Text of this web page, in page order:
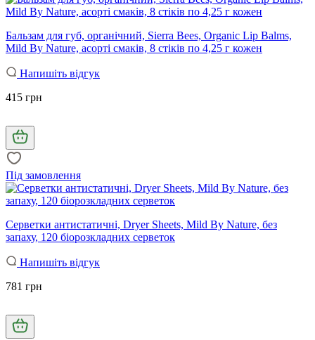
Бальзам для губ, органічний, Sierra Bees, Organic Lip Balms,
Mild By Nature, асорті смаків, 8 стіків по 4,25 г кожен
Напишіть відгук
415 грн
Під замовлення
Серветки антистатичні, Dryer Sheets, Mild By Nature, без
запаху, 120 біорозкладних серветок
Напишіть відгук
781 грн